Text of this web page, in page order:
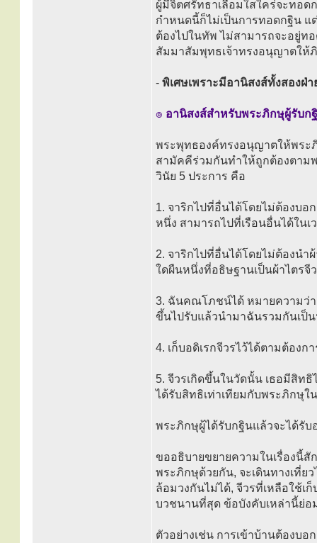
ผู้มีจิตศรัทธาเลื่อมใสใคร่จะทอ
กำหนดนี้ก็ไม่เป็นการทอดกฐิน แ
ต้องไปในทัพ ไม่สามารถจะอยู่
สัมมาสัมพุทธเจ้าทรงอนุญาตให้
- พิเศษเพราะมีอานิสงส์ทั้งสองฝ่า
๏ อานิสงส์สำหรับพระภิกษุผู้รับก
พระพุทธองค์ทรงอนุญาตให้พระ
สามัคคีร่วมกันทำให้ถูกต้องตาม
วินัย 5 ประการ คือ
1. จาริกไปที่อื่นได้โดยไม่ต้องบ
หนึ่ง สามารถไปที่เรือนอื่นได้ใน
2. จาริกไปที่อื่นได้โดยไม่ต้องนำ
ใดผืนหนึ่งที่อธิษฐานเป็นผ้าไตรจี
3. ฉันคณโภชน์ได้ หมายความว่
ขึ้นไปรับแล้วนำมาฉันรวมกันเป็
4. เก็บอดิเรกจีวรไว้ได้ตามต้อง
5. จีวรเกิดขึ้นในวัดนั้น เธอมีสิท
ได้รับสิทธิเท่าเทียมกับพระภิกษุใ
พระภิกษุผู้ได้รับกฐินแล้วจะได้รับ
ขออธิบายขยายความในเรื่องนี้
พระภิกษุด้วยกัน, จะเดินทางเที่ย
ล้อมวงกันไม่ได้, จีวรที่เหลือใช้เ
บวชนานที่สุด ข้อบังคับเหล่านี้ย่อ
ตัวอย่างเช่น การเข้าบ้านต้องบ